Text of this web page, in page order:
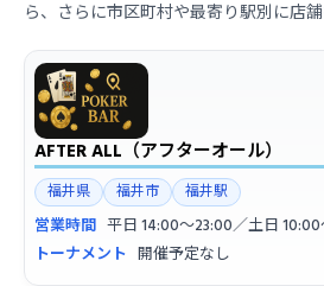
ら、さらに市区町村や最寄り駅別に店舗
AFTER ALL（アフターオール）
福井県 福井市 福井駅
営業時間 平日 14:00〜23:00／土日
トーナメント 開催予定なし